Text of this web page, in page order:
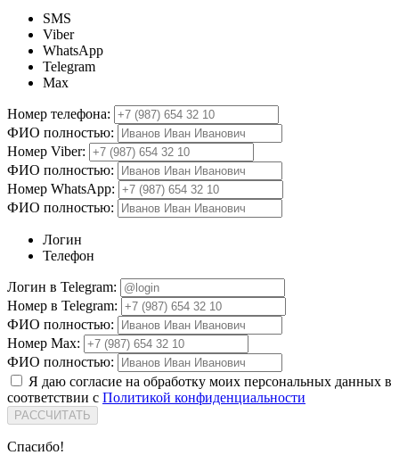
SMS
Viber
WhatsApp
Telegram
Max
Номер телефона:
ФИО полностью:
Номер Viber:
ФИО полностью:
Номер WhatsApp:
ФИО полностью:
Логин
Телефон
Логин в Telegram:
Номер в Telegram:
ФИО полностью:
Номер Max:
ФИО полностью:
Я даю согласие на обработку моих персональных данных в
соответствии с Политикой конфиденциальности
РАССЧИТАТЬ
Спасибо!